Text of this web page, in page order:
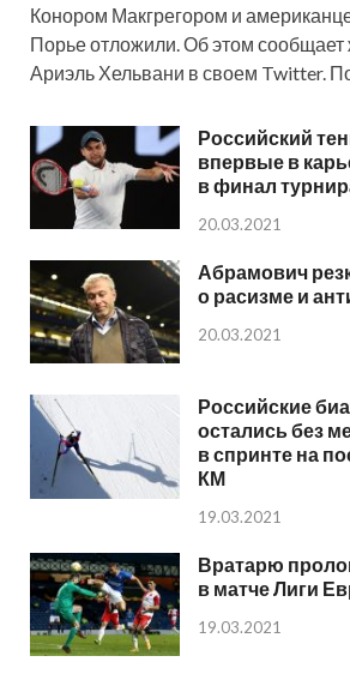
Конором Макгрегором и
Порье отложили. Об этом сообщает
Ариэль Хельвани в своем Twitter.
Российский
впервые в
в финал
20.03.2021
Абрамович
о расизме и
20.03.2021
Российские
остались без
в спринте на
КМ
19.03.2021
Вратарю
в матче Лиги
19.03.2021